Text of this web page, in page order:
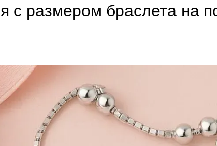
с размером браслета на